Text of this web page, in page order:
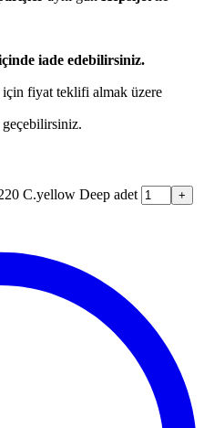
iade edebilirsiniz.
için fiyat teklifi almak üzere
C.yellow Deep adet
+